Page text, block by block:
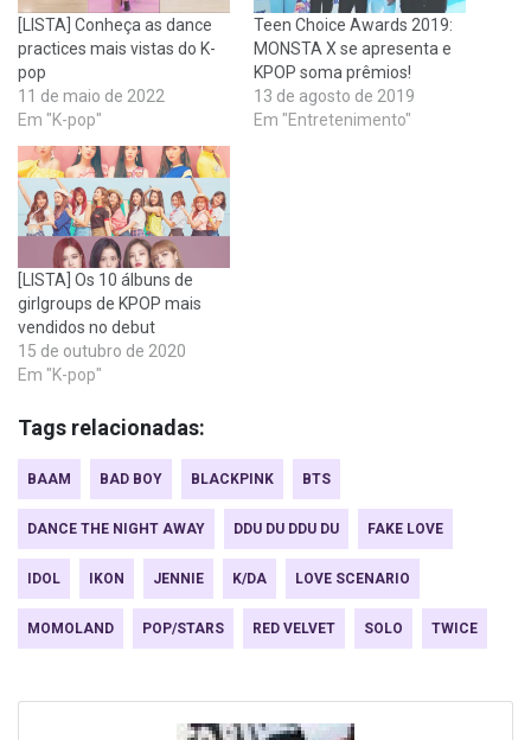
[LISTA] Conheça as dance
practices mais vistas do K-
pop
11 de maio de 2022
Em "K-pop"
Teen Choice Awards 2019:
MONSTA X se apresenta e
KPOP soma prêmios!
13 de agosto de 2019
Em "Entretenimento"
[LISTA] Os 10 álbuns de
girlgroups de KPOP mais
vendidos no debut
15 de outubro de 2020
Em "K-pop"
Tags relacionadas:
BAAM BAD BOY BLACKPINK BTS
DANCE THE NIGHT AWAY DDU DU DDU DU FAKE LOVE
IDOL IKON JENNIE K/DA LOVE SCENARIO
MOMOLAND POP/STARS RED VELVET SOLO TWICE